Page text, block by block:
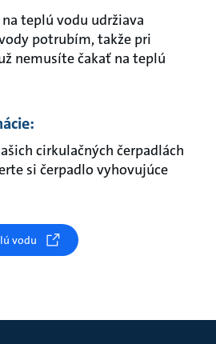
teplú vodu udržiava
potrubím, takže pri
nemusíte čakať na teplú
cirkulačných čerpadlách
si čerpadlo vyhovujúce
vodu